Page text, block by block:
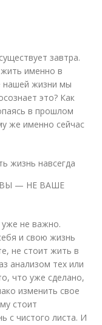
завтра.
именно в
нашей жизни мы
это? Как
в прошлом
же именно сейчас
жизнь навсегда
ВЫ — НЕ ВАШЕ
не важно.
и свою жизнь
не стоит жить в
анализом тех или
что уже сделано,
изменить свое
стоит
с чистого листа. И